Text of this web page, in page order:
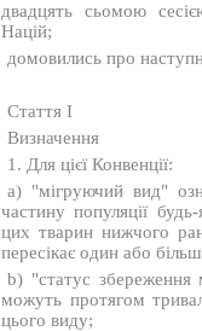
двадцять сьомою
Націй;
домовились про
Стаття I
Визначення
1. Для цієї Конвенції:
а) "мігруючий вид"
частину популяції
цих тварин нижчого
пересікає один або
b) "статус збереження
можуть протягом
цього виду;